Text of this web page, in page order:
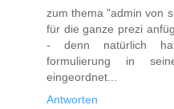
zum thema "admin von
für die ganze prezi
- denn natürlich
formulierung in
eingeordnet...
Antworten